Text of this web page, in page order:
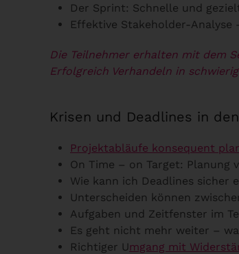
Der Sprint: Schnelle und
Effektive Stakeholder-Analyse
Die Teilnehmer erhalten mit dem
Erfolgreich Verhandeln in
Krisen und Deadlines in
Projektabläufe konsequent
On Time – on Target: Planung
Wie kann ich Deadlines sicher
Unterscheiden können
Aufgaben und Zeitfenster im
Es geht nicht mehr weiter –
Richtiger Umgang mit